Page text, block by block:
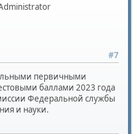
#7
первичными
баллами 2023 года
Федеральной службы
и науки.